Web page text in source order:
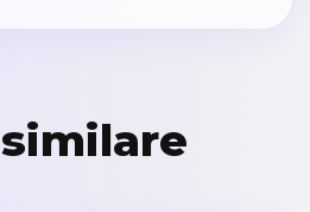
similare